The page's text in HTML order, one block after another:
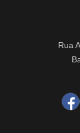
Rua